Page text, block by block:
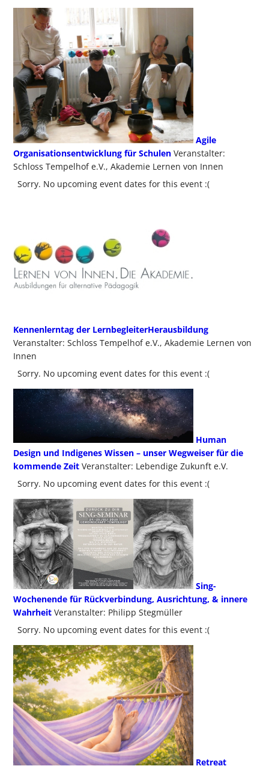
Agile
Organisationsentwicklung für Schulen Veranstalter:
Schloss Tempelhof e.V., Akademie Lernen von Innen
Sorry. No upcoming event dates for this event :(
Kennenlerntag der LernbegleiterHerausbildung
Veranstalter: Schloss Tempelhof e.V., Akademie Lernen von
Innen
Sorry. No upcoming event dates for this event :(
Human
Design und Indigenes Wissen – unser Wegweiser für die
kommende Zeit Veranstalter: Lebendige Zukunft e.V.
Sorry. No upcoming event dates for this event :(
Sing-
Wochenende für Rückverbindung, Ausrichtung, & innere
Wahrheit Veranstalter: Philipp Stegmüller
Sorry. No upcoming event dates for this event :(
Retreat